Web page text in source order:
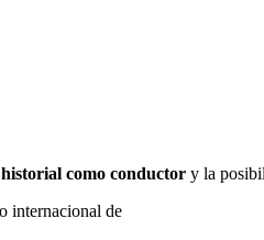
historial como conductor y la